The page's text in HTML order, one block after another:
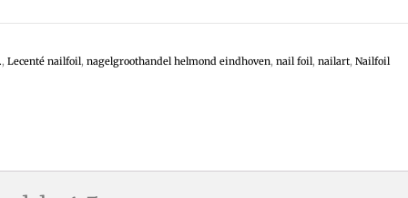
, Lecenté nailfoil, nagelgroothandel helmond eindhoven, nail foil, nailart, Nailfoil